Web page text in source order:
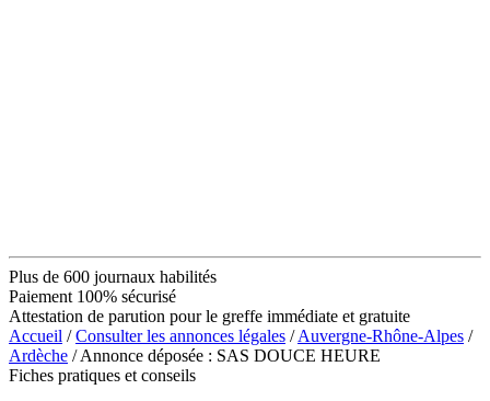
Plus de 600 journaux habilités
Paiement 100% sécurisé
Attestation de parution pour le greffe immédiate et gratuite
Accueil /Consulter les annonces légales /Auvergne-Rhône-Alpes /
Ardèche / Annonce déposée : SAS DOUCE HEURE
Fiches pratiques et conseils